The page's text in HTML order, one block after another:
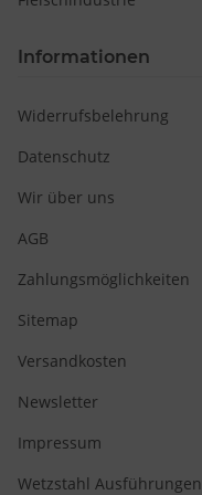
Informationen
Widerrufsbelehrung
Datenschutz
Wir über uns
AGB
Zahlungsmöglichkeiten
Sitemap
Versandkosten
Newsletter
Impressum
Wetzstahl Ausführungen